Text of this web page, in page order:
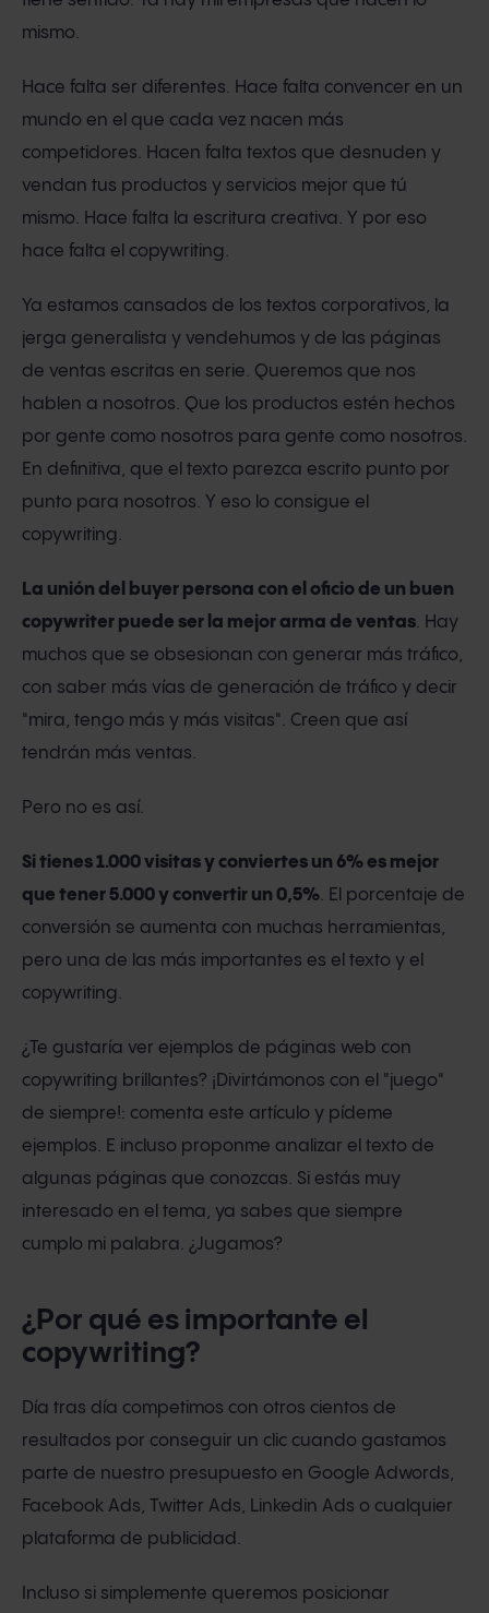
mismo.
Hace falta ser diferentes. Hace falta convencer en un
mundo en el que cada vez nacen más
competidores. Hacen falta textos que desnuden y
vendan tus productos y servicios mejor que tú
mismo. Hace falta la escritura creativa. Y por eso
hace falta el copywriting.
Ya estamos cansados de los textos corporativos, la
jerga generalista y vendehumos y de las páginas
de ventas escritas en serie. Queremos que nos
hablen a nosotros. Que los productos estén hechos
por gente como nosotros para gente como nosotros.
En definitiva, que el texto parezca escrito punto por
punto para nosotros. Y eso lo consigue el
copywriting.
La unión del buyer persona con el oficio de un buen
copywriter puede ser la mejor arma de ventas. Hay
muchos que se obsesionan con generar más tráfico,
con saber más vías de generación de tráfico y decir
"mira, tengo más y más visitas". Creen que así
tendrán más ventas.
Pero no es así.
Si tienes 1.000 visitas y conviertes un 6% es mejor
que tener 5.000 y convertir un 0,5%. El porcentaje de
conversión se aumenta con muchas herramientas,
pero una de las más importantes es el texto y el
copywriting.
¿Te gustaría ver ejemplos de páginas web con
copywriting brillantes? ¡Divirtámonos con el "juego"
de siempre!: comenta este artículo y pídeme
ejemplos. E incluso proponme analizar el texto de
algunas páginas que conozcas. Si estás muy
interesado en el tema, ya sabes que siempre
cumplo mi palabra. ¿Jugamos?
¿Por qué es importante el
copywriting?
Día tras día competimos con otros cientos de
resultados por conseguir un clic cuando gastamos
parte de nuestro presupuesto en Google Adwords,
Facebook Ads, Twitter Ads, Linkedin Ads o cualquier
plataforma de publicidad.
Incluso si simplemente queremos posicionar